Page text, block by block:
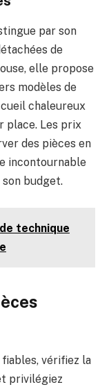
par son
de
elle propose
modèles de
chaleureux
place. Les prix
des pièces en
incontournable
budget.
technique
vérifiez la
privilégiez